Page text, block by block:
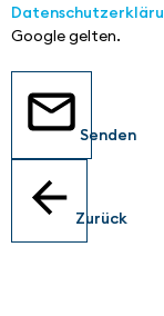
Google gelten.
Senden
Zurück